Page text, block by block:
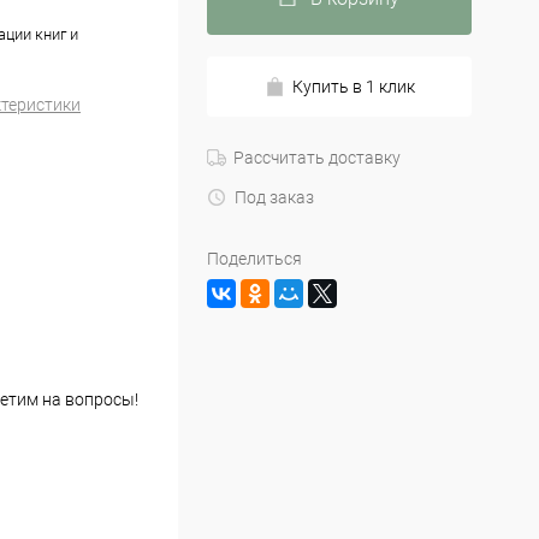
книг и
на вопросы!
Купить в 1 клик
Рассчитать доставку
Под заказ
Поделиться